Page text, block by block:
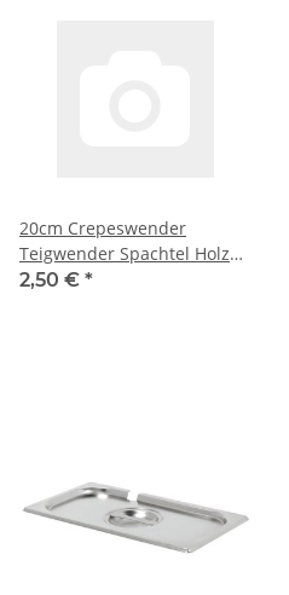
20cm Crepeswender
Teigwender Spachtel Holz
Krampouz
2,50 € *